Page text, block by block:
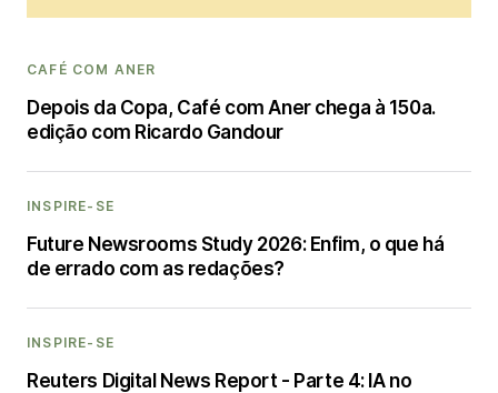
CAFÉ COM ANER
Depois da Copa, Café com Aner chega à 150a.
edição com Ricardo Gandour
INSPIRE-SE
Future Newsrooms Study 2026: Enfim, o que há
de errado com as redações?
INSPIRE-SE
Reuters Digital News Report - Parte 4: IA no